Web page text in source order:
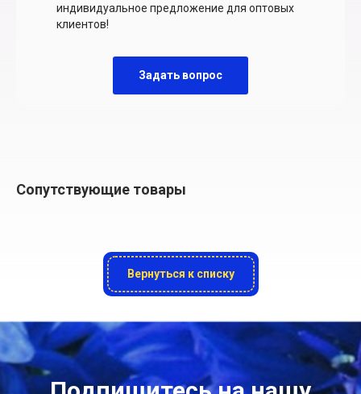
индивидуальное предложение для оптовых
клиентов!
Задать вопрос
Сопутствующие товары
Вернуться к списку